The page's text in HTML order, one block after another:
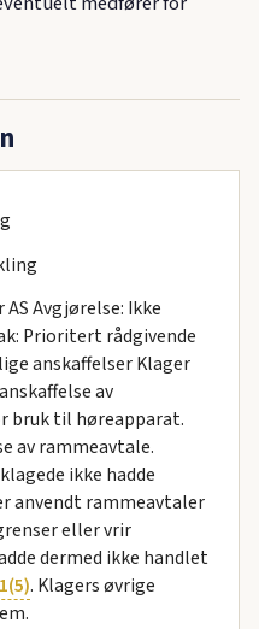
Avgjørelse: Ikke
Prioritert rådgivende
anskaffelser Klager
av
bruk til høreapparat.
av rammeavtale.
ikke hadde
anvendt rammeavtaler
eller vrir
dermed ikke handlet
. Klagers øvrige